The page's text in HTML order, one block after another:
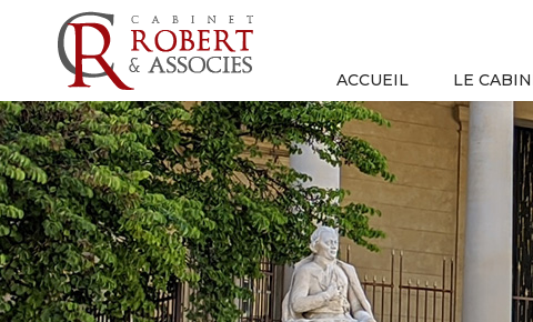
ACCUEIL LE